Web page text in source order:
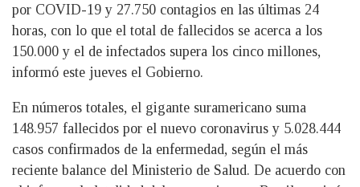
por COVID-19 y 27.750 contagios en las últimas 24
horas, con lo que el total de fallecidos se acerca a los
150.000 y el de infectados supera los cinco millones,
informó este jueves el Gobierno.
En números totales, el gigante suramericano suma
148.957 fallecidos por el nuevo coronavirus y 5.028.444
casos confirmados de la enfermedad, según el más
reciente balance del Ministerio de Salud. De acuerdo con